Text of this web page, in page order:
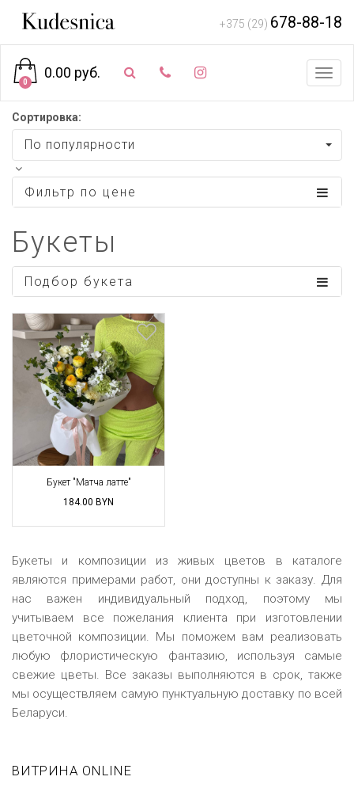
+375 (29) 678-88-18
0
0.00 руб.
Сортировка:
По популярности
Фильтр по цене
Букеты
Подбор букета
Букет "Матча латте"
184.00 BYN
Букеты и композиции из живых цветов в каталоге
являются примерами работ, они доступны к заказу. Для
нас важен индивидуальный подход, поэтому мы
учитываем все пожелания клиента при изготовлении
цветочной композиции. Мы поможем вам реализовать
любую флористическую фантазию, используя самые
свежие цветы. Все заказы выполняются в срок, также
мы осуществляем самую пунктуальную доставку по всей
Беларуси.
ВИТРИНА ONLINE